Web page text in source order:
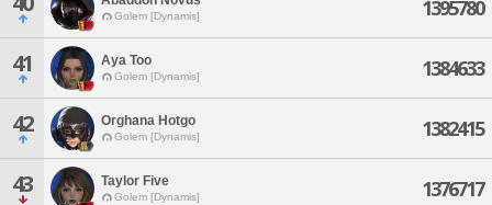
Golem [Dynamis] 1395780
41 Aya Too
Golem [Dynamis] 1384633
42 Orghana Hotgo
Golem [Dynamis] 1382415
43 Taylor Five
Golem [Dynamis] 1376717